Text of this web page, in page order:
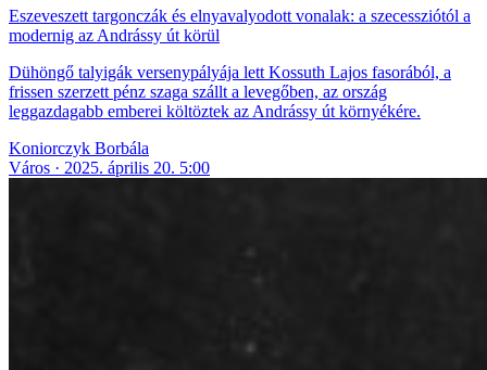
Eszeveszett targonczák és elnyavalyodott vonalak: a szecessziótól a
modernig az Andrássy út körül
Dühöngő talyigák versenypályája lett Kossuth Lajos fasorából, a
frissen szerzett pénz szaga szállt a levegőben, az ország
leggazdagabb emberei költöztek az Andrássy út környékére.
Koniorczyk Borbála
Város
2025. április 20. 5:00